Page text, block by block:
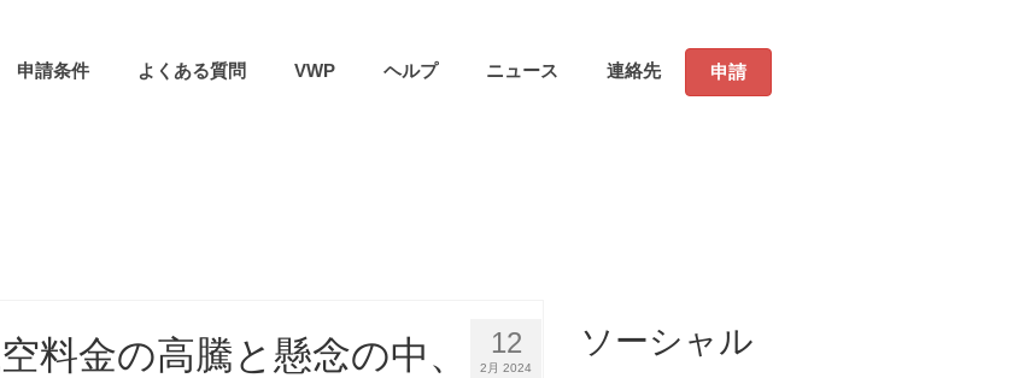
申請条件 よくある質問 VWP ヘルプ ニュース 連絡先 申請
12
2月 2024
料金の高騰と懸念の中、
ソーシャル